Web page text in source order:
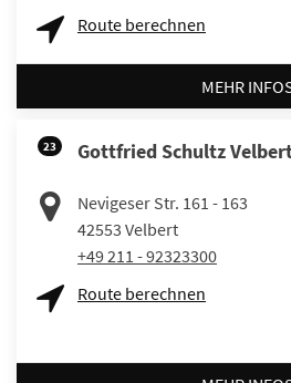
Route berechnen
MEHR
23 Gottfried Schultz
Nevigeser Str. 161 - 163
42553 Velbert
+49 211 - 92323300
Route berechnen